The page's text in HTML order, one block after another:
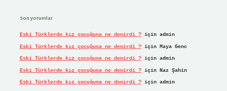
Son yorumlar
Eski Türklerde kız çocuğuna ne denirdi ?için admin
Eski Türklerde kız çocuğuna ne denirdi ?için Maya Genc
Eski Türklerde kız çocuğuna ne denirdi ?için admin
Eski Türklerde kız çocuğuna ne denirdi ?için Naz Şahin
Eski Türklerde kız çocuğuna ne denirdi ?için admin